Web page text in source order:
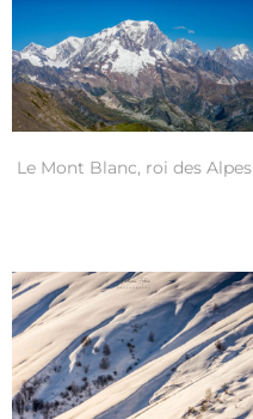
Le Mont Blanc, roi des Alpes